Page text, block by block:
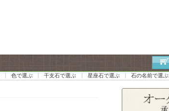
色で選ぶ 干支石で選ぶ 星座石で選ぶ 石の名前で選ぶ